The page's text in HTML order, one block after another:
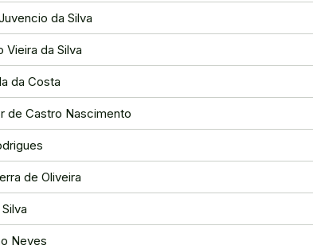
da Silva
Vieira da Silva
da Costa
de Castro Nascimento
de Oliveira
Neves